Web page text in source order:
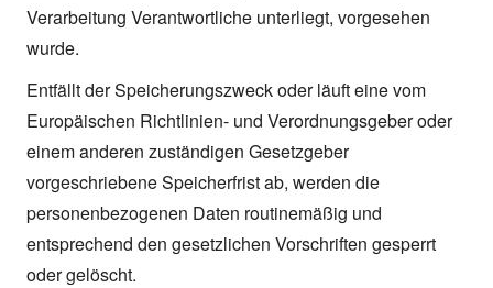
Verarbeitung Verantwortliche unterliegt, vorgesehen
wurde.
Entfällt der Speicherungszweck oder läuft eine vom
Europäischen Richtlinien- und Verordnungsgeber oder
einem anderen zuständigen Gesetzgeber
vorgeschriebene Speicherfrist ab, werden die
personenbezogenen Daten routinemäßig und
entsprechend den gesetzlichen Vorschriften gesperrt
oder gelöscht.